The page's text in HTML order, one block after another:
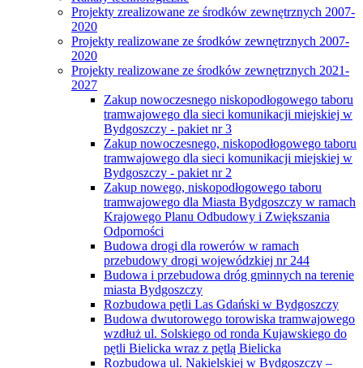
Projekty zrealizowane ze środków zewnętrznych 2007-
2020
Projekty realizowane ze środków zewnętrznych 2007-
2020
Projekty realizowane ze środków zewnętrznych 2021-
2027
Zakup nowoczesnego niskopodłogowego taboru
tramwajowego dla sieci komunikacji miejskiej w
Bydgoszczy - pakiet nr 3
Zakup nowoczesnego, niskopodłogowego taboru
tramwajowego dla sieci komunikacji miejskiej w
Bydgoszczy - pakiet nr 2
Zakup nowego, niskopodłogowego taboru
tramwajowego dla Miasta Bydgoszczy w ramach
Krajowego Planu Odbudowy i Zwiększania
Odporności
Budowa drogi dla rowerów w ramach
przebudowy drogi wojewódzkiej nr 244
Budowa i przebudowa dróg gminnych na terenie
miasta Bydgoszczy
Rozbudowa pętli Las Gdański w Bydgoszczy
Budowa dwutorowego torowiska tramwajowego
wzdłuż ul. Solskiego od ronda Kujawskiego do
pętli Bielicka wraz z pętlą Bielicka
Rozbudowa ul. Nakielskiej w Bydgoszczy –